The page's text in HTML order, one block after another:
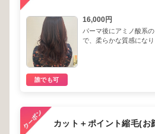
16,000円
パーマ後にアミノ酸系
で、柔らかな質感になり
誰でも可
カット＋ポイント縮毛(お